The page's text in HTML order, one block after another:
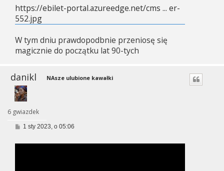
t
https://ebilet-portal.azureedge.net/cms ... er-
552.jpg
W tym dniu prawdopodbnie przeniosę się
magicznie do początku lat 90-tych
danikl
6 gwiazdek
NAsze ulubione kawałki
P1 sty 2023, o 05:06